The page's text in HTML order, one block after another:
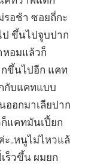
รอช้า ซอยถี่กะ
ป ขึ้นไปจูบปาก
อมแล้วก็
ขึ้นไปอีก แคท
กับแคทแบบ
อกมาเลียปาก
แคทมันเปี้ยก
..หนูไม่ไหวแล้
ร็วขึ้น ผมยก